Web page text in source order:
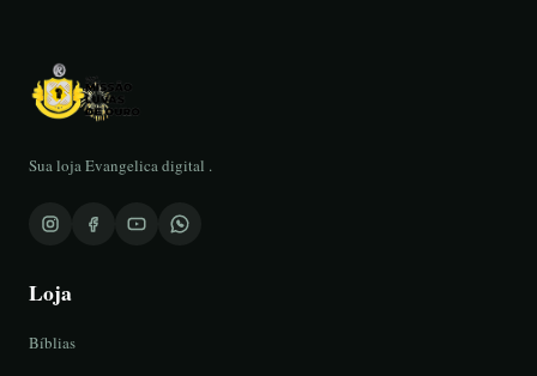
Sua loja Evangelica digital .
Loja
Bíblias